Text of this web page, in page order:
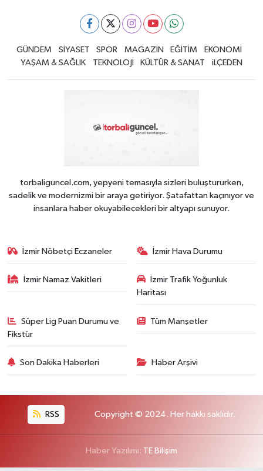
GÜNDEM SİYASET SPOR MAGAZİN EĞİTİM
EKONOMİ
YAŞAM & SAĞLIK
TEKNOLOJİ KÜLTÜR & SANAT iLÇEDEN
torbaliguncel.com, yepyeni temasıyla sizleri buluştururken,
sadelik ve modernizmi bir araya getiriyor. Şatafattan kaçınıyor ve
insanlara haber okuyabilecekleri bir altyapı sunuyor.
İzmir Nöbetçi Eczaneler İzmir Hava Durumu
İzmir Namaz Vakitleri
İzmir Trafik Yoğunluk
Haritası
Süper Lig Puan Durumu ve
Fikstür
Tüm Manşetler
Son Dakika Haberleri Haber Arşivi
RSS Copyright © 2024. Her hakkı saklıdır.
Haber Yazılımı: TE Bilişim